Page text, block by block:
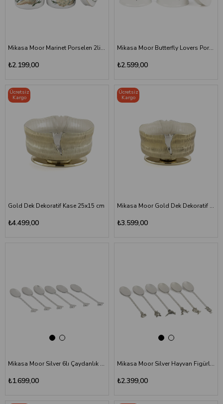
Mikasa Moor Marinet Porselen 2li Kavanoz Seti 14 cm
₺2.199,00
Mikasa Moor Butterfly Lovers Porselen 2li Kavanoz 14 cm
₺2.599,00
Gold Dek Dekoratif Kase 25x15 cm
₺4.499,00
Ücretsiz
Kargo
Mikasa Moor Gold Dek Dekoratif Kase 20x13 cm
₺3.599,00
Ücretsiz
Kargo
Mikasa Moor Silver 6lı Çaydanlık Figürlü Çay Kaşığı Seti
₺1.699,00
Mikasa Moor Silver Hayvan Figürlü 6lı Çay Kaşığı Seti
₺2.399,00